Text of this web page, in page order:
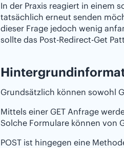
In der Praxis reagiert in einem
tatsächlich erneut senden
dieser Frage jedoch wenig
sollte das Post-Redirect-Get
Grundsätzlich können sowohl
Mittels einer GET Anfrage
Solche Formulare können von
POST ist hingegen eine